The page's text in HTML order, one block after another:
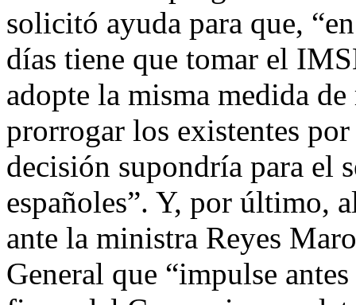
solicitó ayuda para que,
días tiene que tomar el
adopte la misma medida
prorrogar los existentes
decisión supondría para el
españoles”. Y, por último,
ante la ministra Reyes
General que “impulse